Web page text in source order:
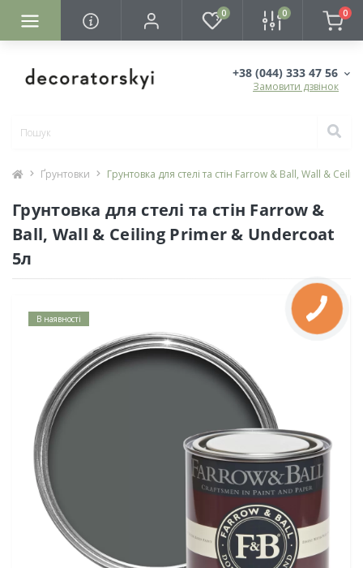
0 0 0
+38 (044) 333 47 56
Замовити дзвінок
Ґрунтовки Грунтовка для стелі та стін Farrow & Ball, Wall &
Грунтовка для стелі та стін Farrow &
Ball, Wall & Ceiling Primer & Undercoat
5л
В наявності